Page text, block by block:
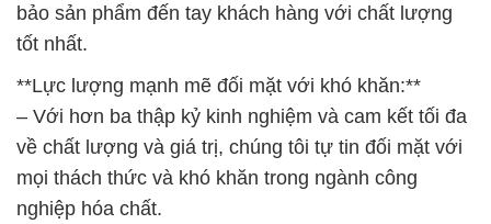
bảo sản phẩm đến tay khách hàng với chất lượng
tốt nhất.
**Lực lượng mạnh mẽ đối mặt với khó khăn:**
– Với hơn ba thập kỷ kinh nghiệm và cam kết tối đa
về chất lượng và giá trị, chúng tôi tự tin đối mặt với
mọi thách thức và khó khăn trong ngành công
nghiệp hóa chất.